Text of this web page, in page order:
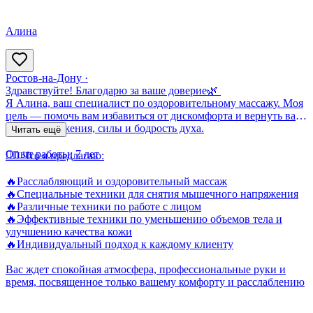
Алина
Ростов-на-Дону ·
Здравствуйте! Благодарю за ваше доверие🌿
Я Алина, ваш специалист по оздоровительному массажу. Моя
цель — помочь вам избавиться от дискомфорта и вернуть вам
радость движения, силы и бодрость духа.
💆‍♀️ Что я предлагаю:
🔥Расслабляющий и оздоровительный массаж
🔥Специальные техники для снятия мышечного напряжения
🔥Различные техники по работе с лицом
🔥Эффективные техники по уменьшению объемов тела и
улучшению качества кожи
🔥Индивидуальный подход к каждому клиенту
Вас ждет спокойная атмосфера, профессиональные руки и
время, посвященное только вашему комфорту и расслаблению
Читать ещё
Опыт работы:7 лет